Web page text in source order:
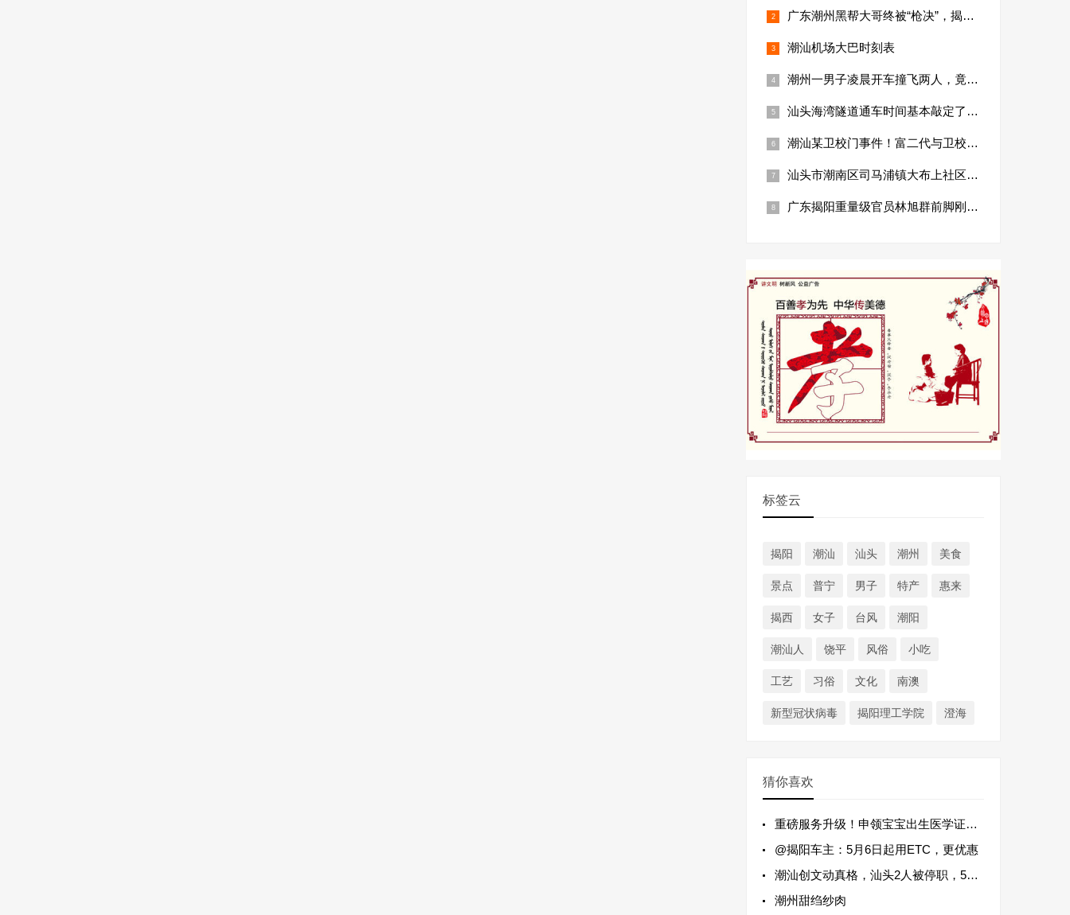
广东潮州黑帮大哥终被“枪决”，揭晓2019潮州市黑帮大哥名单及（江湖排名）！
潮汕机场大巴时刻表
潮州一男子凌晨开车撞飞两人，竟然导致一死一伤的事故
汕头海湾隧道通车时间基本敲定了，收费标准怎么样？
潮汕某卫校门事件！富二代与卫校女生不雅视频被曝光！
汕头市潮南区司马浦镇大布上社区原党委书记连贤明涉黑、大肆敛财1310余万被判决
广东揭阳重量级官员林旭群前脚刚被查，昔日老搭档方如龙又落马了！
标签云
揭阳 潮汕 汕头 潮州 美食
景点 普宁 男子 特产 惠来
揭西 女子 台风 潮阳
潮汕人 饶平 风俗 小吃
工艺 习俗 文化 南澳
新型冠状病毒 揭阳理工学院 澄海
猜你喜欢
重磅服务升级！申领宝宝出生医学证明可全程网办，一次都不用跑！
@揭阳车主：5月6日起用ETC，更优惠
潮汕创文动真格，汕头2人被停职，5人被立案！
潮州甜绉纱肉